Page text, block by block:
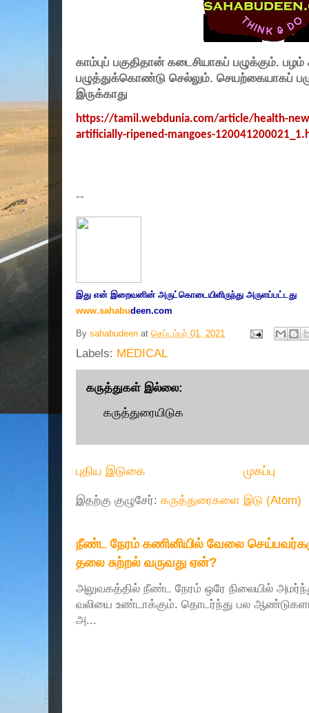
காம்புப் பகுதிதான் கடைசியாகப் பழுக்கும்.
பழுத்துக்கொண்டு செல்லும். செயற்கையாகப்
இருக்காது
https://tamil.webdunia.com/article/health-
artificially-ripened-mangoes-
--
இது என் இறைவனின் அருட்கொடையிளிருந்து அருளப்பட்டது
www.sahabudeen.com
By sahabudeen at செப்டம்பர் 01, 2021
Labels: MEDICAL
கருத்துகள் இல்லை:
கருத்துரையிடுக
புதிய இடுகை முகப்பு
இதற்கு குழுசேர்: கருத்துரைகளை இடு (Atom)
நீண்ட நேரம் கணினியில் வேலை
தலை சுற்றல் வருவது ஏன்?
அலுவகத்தில் நீண்ட நேரம் ஒரே நிலையில்
வலியை உண்டாக்கும். தொடர்ந்து பல
அ...